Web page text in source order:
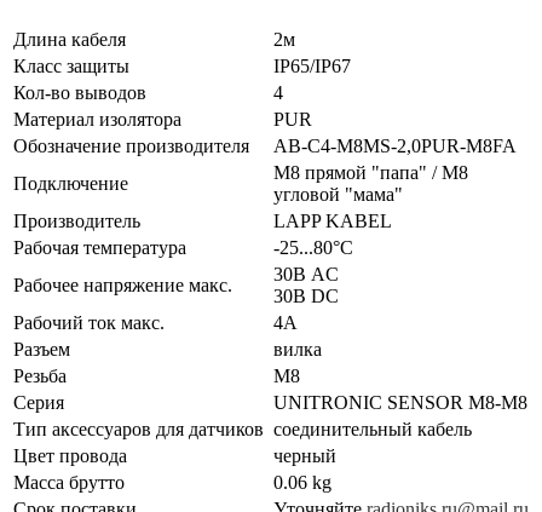
Длина кабеля
2м
Класс защиты
IP65/IP67
Кол-во выводов
4
Материал изолятора
PUR
Обозначение производителя
AB-C4-M8MS-2,0PUR-M8FA
Подключение
М8 прямой "папа" / М8
угловой "мама"
Производитель
LAPP KABEL
Рабочая температура
-25...80°C
Рабочее напряжение макс.
30В AC
30В DC
Рабочий ток макс.
4А
Разъем
вилка
Резьба
M8
Серия
UNITRONIC SENSOR M8-M8
Тип аксессуаров для датчиков соединительный кабель
Цвет провода
черный
Масса брутто
0.06 kg